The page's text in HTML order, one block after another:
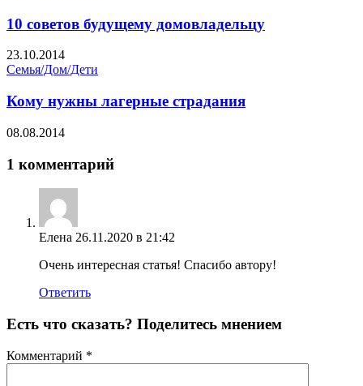
10 советов будущему домовладельцу
23.10.2014
Семья/Дом/Дети
Кому нужны лагерные страдания
08.08.2014
1 комментарий
Елена 26.11.2020 в 21:42
Очень интересная статья! Спасибо автору!
Ответить
Есть что сказать? Поделитесь мнением
Комментарий *